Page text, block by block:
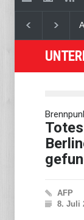
AFP
8. Juli